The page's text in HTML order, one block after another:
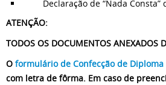
Declaração de “Nada Consta”
ATENÇÃO:
TODOS OS DOCUMENTOS ANEXADOS
O formulário de Confecção de Diploma
com letra de fôrma. Em caso de